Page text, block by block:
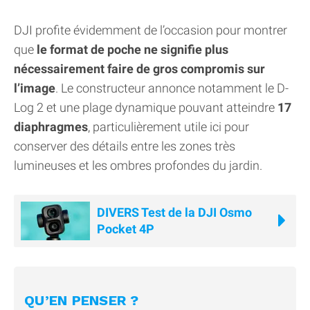
DJI profite évidemment de l’occasion pour montrer
que le format de poche ne signifie plus
nécessairement faire de gros compromis sur
l’image. Le constructeur annonce notamment le D-
Log 2 et une plage dynamique pouvant atteindre 17
diaphragmes, particulièrement utile ici pour
conserver des détails entre les zones très
lumineuses et les ombres profondes du jardin.
DIVERS Test de la DJI Osmo
Pocket 4P
QU’EN PENSER ?